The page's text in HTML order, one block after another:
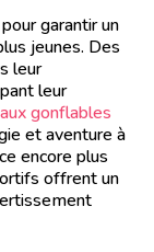
garantir un
jeunes. Des
leur
leur
gonflables
et aventure à
encore plus
offrent un